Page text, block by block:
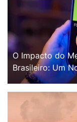
O Impacto do
Brasileiro: Um